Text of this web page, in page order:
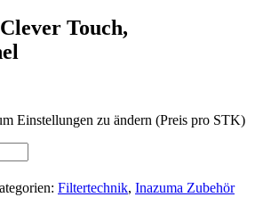
Touch,
Einstellungen zu ändern (Preis pro STK)
Filtertechnik, Inazuma Zubehör